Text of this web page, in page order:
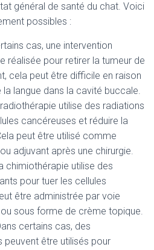
général de santé du chat. Voici
possibles :
cas, une intervention
réalisée pour retirer la tumeur de
cela peut être difficile en raison
langue dans la cavité buccale.
utilise des radiations
cancéreuses et réduire la
peut être utilisé comme
adjuvant après une chirurgie.
chimiothérapie utilise des
pour tuer les cellules
être administrée par voie
sous forme de crème topique.
certains cas, des
être utilisés pour